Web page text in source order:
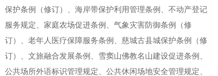
保护条例（修订）、海岸带保护利用管理条例、不动产登记
服务规定、家庭农场促进条例、气象灾害防御条例（修
订）、老年人医疗保障服务条例、慈城古县城保护条例（修
订）、文旅融合发展条例、雪窦山佛教名山建设促进条例、
公共场所外语标识管理规定、公共休闲场地安全管理规定、